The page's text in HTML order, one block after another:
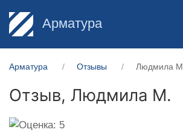
Арматура
Арматура Отзывы Людмила М.
Отзыв, Людмила М.